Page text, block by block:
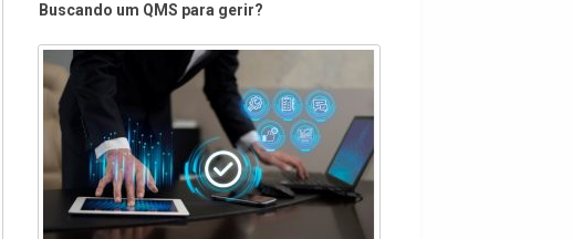
Buscando um QMS para gerir?